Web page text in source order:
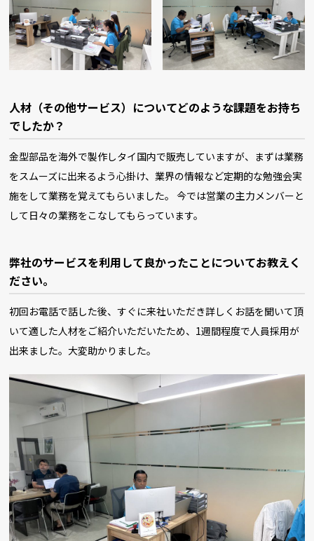
人材（その他サービス）についてどのような課題をお持ち
でしたか？
金型部品を海外で製作しタイ国内で販売していますが、まずは業務
をスムーズに出来るよう心掛け、業界の情報など定期的な勉強会実
施をして業務を覚えてもらいました。 今では営業の主力メンバーと
して日々の業務をこなしてもらっています。
弊社のサービスを利用して良かったことについてお教えく
ださい。
初回お電話で話した後、すぐに来社いただき詳しくお話を聞いて頂
いて適した人材をご紹介いただいたため、1週間程度で人員採用が
出来ました。大変助かりました。